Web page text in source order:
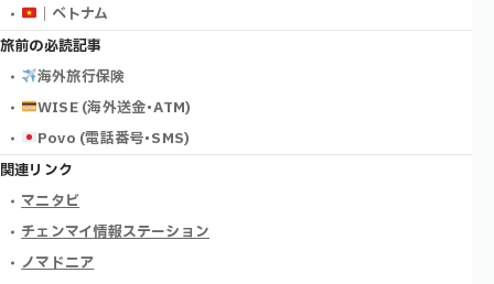
｜ベトナム
旅前の必読記事
海外旅行保険
WISE (海外送金･ATM)
Povo (電話番号･SMS)
関連リンク
マニタビ
チェンマイ情報ステーション
ノマドニア